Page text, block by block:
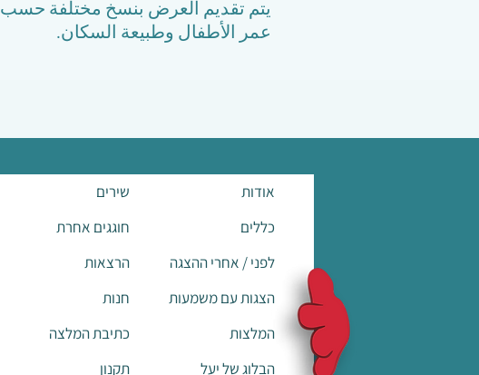
يتم تقديم العرض بنسخ مختلفة حسب
عمر الأطفال وطبيعة السكان.
אודות
כללים
לפני / אחרי ההצגה
הצגות עם משמעות
המלצות
הבלוג של יעל
שירים
חוגגים אחרת
הרצאות
חנות
כתיבת המלצה
תקנון